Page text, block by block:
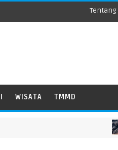
Tentang
WISATA TMMD